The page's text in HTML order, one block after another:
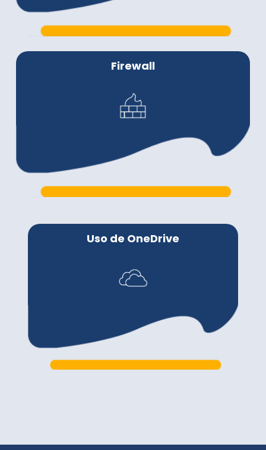
Firewall
Uso de OneDrive